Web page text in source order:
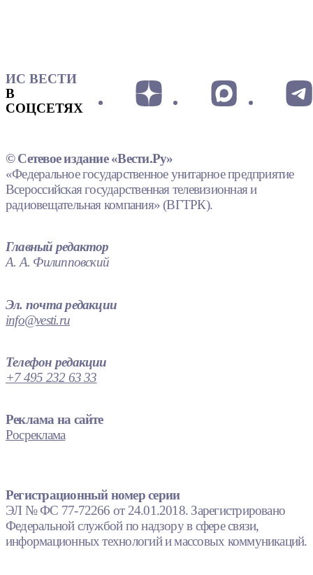
ИС ВЕСТИ
В
СОЦСЕТЯХ
© Сетевое издание «Вести.Ру»
«Федеральное государственное унитарное предприятие
Всероссийская государственная телевизионная и
радиовещательная компания» (ВГТРК).
Главный редактор
А. А. Филипповский
Эл. почта редакции
info@vesti.ru
Телефон редакции
+7 495 232 63 33
Реклама на сайте
Росреклама
Регистрационный номер серии
ЭЛ № ФС 77-72266 от 24.01.2018. Зарегистрировано
Федеральной службой по надзору в сфере связи,
информационных технологий и массовых коммуникаций.